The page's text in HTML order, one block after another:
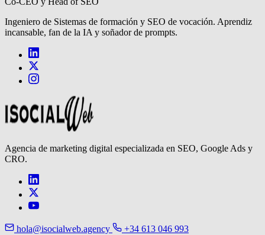
Ingeniero de Sistemas de formación y SEO de vocación. Aprendiz
incansable, fan de la IA y soñador de prompts.
Agencia de marketing digital especializada en SEO, Google Ads y
CRO.
hola@isocialweb.agency +34 613 046 993